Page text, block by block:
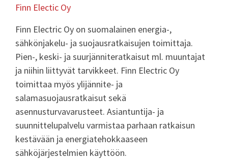
Finn Electic Oy
Finn Electric Oy on suomalainen energia-,
sähkönjakelu- ja suojausratkaisujen toimittaja.
Pien-, keski- ja suurjänniteratkaisut ml. muuntajat
ja niihin liittyvät tarvikkeet. Finn Electric Oy
toimittaa myös ylijännite- ja
salamasuojausratkaisut sekä
asennusturvavarusteet. Asiantuntija- ja
suunnittelupalvelu varmistaa parhaan ratkaisun
kestävään ja energiatehokkaaseen
sähköjärjestelmien käyttöön.